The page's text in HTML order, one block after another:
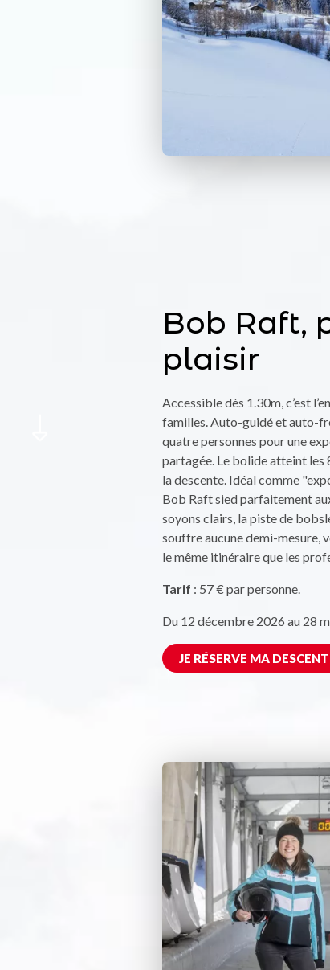
Bob Raft,
plaisir
Accessible dès 1.30m, c’est
familles. Auto-guidé et auto-
quatre personnes pour une
partagée. Le bolide atteint les
la descente. Idéal comme
Bob Raft sied parfaitement
soyons clairs, la piste de
souffre aucune demi-mesure,
le même itinéraire que les
Tarif : 57 € par personne.
Du 12 décembre 2026 au 28
JE RÉSERVE MA